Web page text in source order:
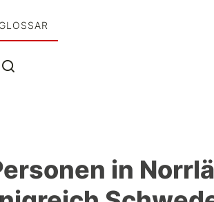
GLOSSAR
in